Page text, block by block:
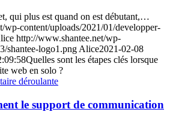
qui plus est quand on est débutant,…
wp-content/uploads/2021/01/developper-
http://www.shantee.net/wp-
shantee-logo1.png Alice2021-02-08
Quelles sont les étapes clés lorsque
web en solo ?
le support de communication